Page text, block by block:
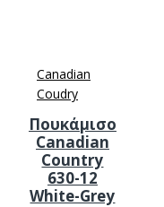
Canadian
Coudry
Πουκάμισο
Canadian
Country
630-12
White-Grey